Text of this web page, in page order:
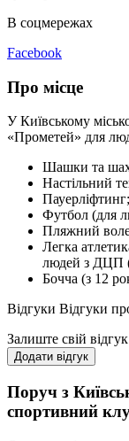
В соцмережах
Facebook
Про місце
У Київському
«Прометей» для
Шашки та
Настільний
Пауерліфтинг;
Футбол (для
Пляжний
Легка
людей з ДЦП
Бочча (з 12
Відгуки Відгуки
Залиште свій відгук
Додати відгук
Поруч з
спортивний